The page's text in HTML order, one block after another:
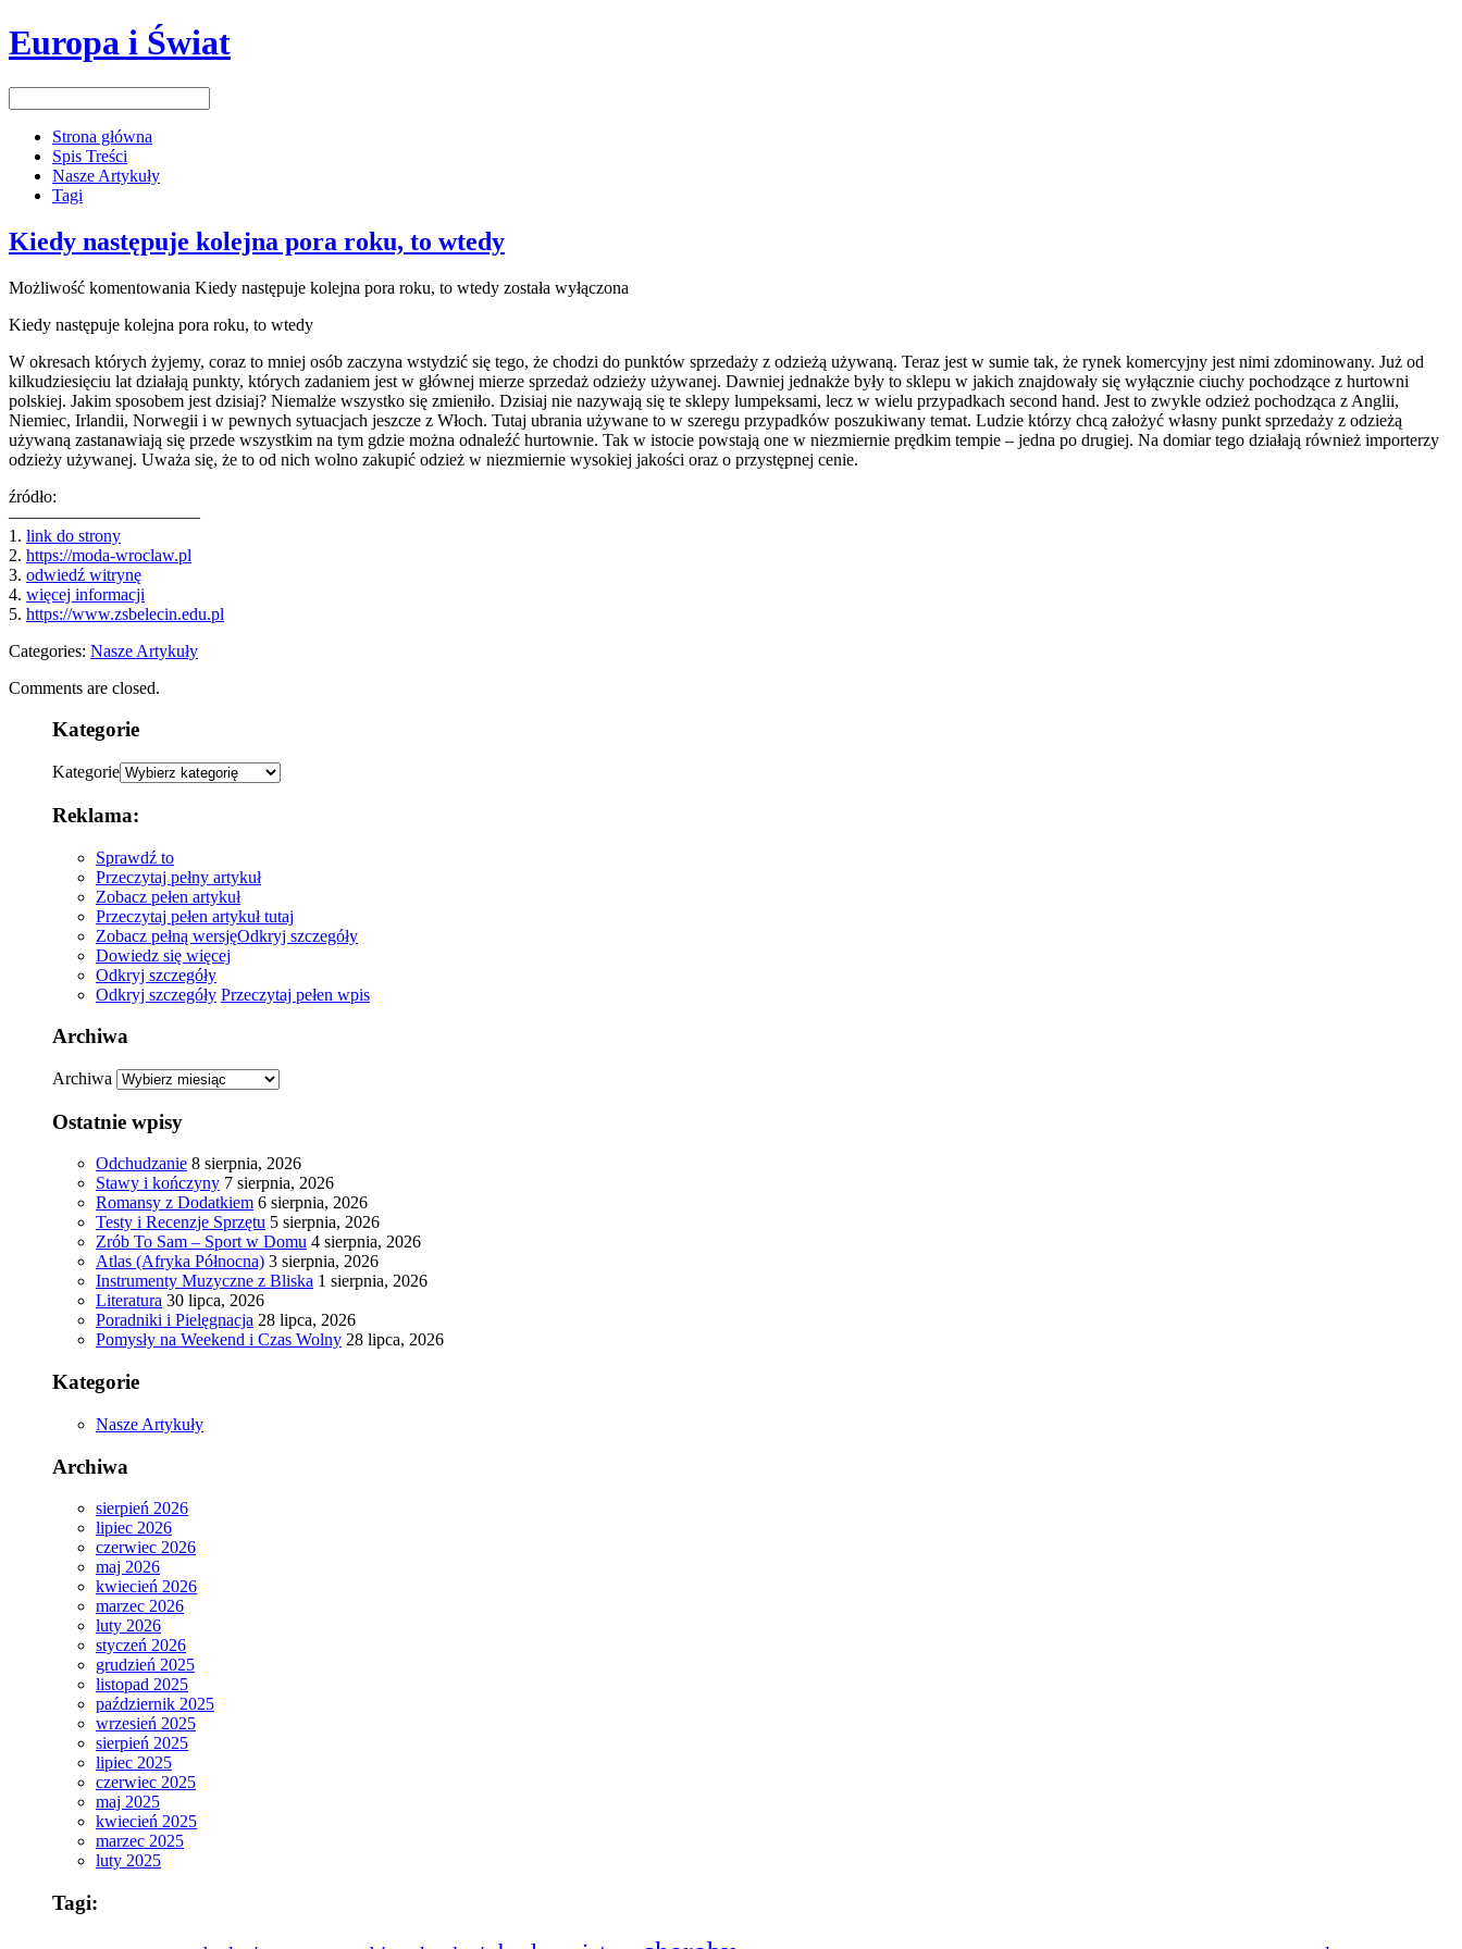
Europa i Świat
Strona główna
Spis Treści
Nasze Artykuły
Tagi
Kiedy następuje kolejna pora roku, to wtedy
Możliwość komentowania Kiedy następuje kolejna pora roku, to wtedy została wyłączona
Kiedy następuje kolejna pora roku, to wtedy
W okresach których żyjemy, coraz to mniej osób zaczyna wstydzić się tego, że chodzi do punktów sprzedaży z odzieżą używaną. Teraz jest w sumie tak, że rynek komercyjny jest nimi zdominowany. Już od
kilkudziesięciu lat działają punkty, których zadaniem jest w głównej mierze sprzedaż odzieży używanej. Dawniej jednakże były to sklepu w jakich znajdowały się wyłącznie ciuchy pochodzące z hurtowni
polskiej. Jakim sposobem jest dzisiaj? Niemalże wszystko się zmieniło. Dzisiaj nie nazywają się te sklepy lumpeksami, lecz w wielu przypadkach second hand. Jest to zwykle odzież pochodząca z Anglii,
Niemiec, Irlandii, Norwegii i w pewnych sytuacjach jeszcze z Włoch. Tutaj ubrania używane to w szeregu przypadków poszukiwany temat. Ludzie którzy chcą założyć własny punkt sprzedaży z odzieżą
używaną zastanawiają się przede wszystkim na tym gdzie można odnaleźć hurtownie. Tak w istocie powstają one w niezmiernie prędkim tempie – jedna po drugiej. Na domiar tego działają również importerzy
odzieży używanej. Uważa się, że to od nich wolno zakupić odzież w niezmiernie wysokiej jakości oraz o przystępnej cenie.
źródło:
———————————
1. link do strony
2. https://moda-wroclaw.pl
3. odwiedź witrynę
4. więcej informacji
5. https://www.zsbelecin.edu.pl
Categories: Nasze Artykuły
Comments are closed.
Kategorie
Kategorie
Reklama:
Sprawdź to
Przeczytaj pełny artykuł
Zobacz pełen artykuł
Przeczytaj pełen artykuł tutaj
Zobacz pełną wersjęOdkryj szczegóły
Dowiedz się więcej
Odkryj szczegóły
Odkryj szczegóły Przeczytaj pełen wpis
Archiwa
Archiwa
Ostatnie wpisy
Odchudzanie 8 sierpnia, 2026
Stawy i kończyny 7 sierpnia, 2026
Romansy z Dodatkiem 6 sierpnia, 2026
Testy i Recenzje Sprzętu 5 sierpnia, 2026
Zrób To Sam – Sport w Domu 4 sierpnia, 2026
Atlas (Afryka Północna) 3 sierpnia, 2026
Instrumenty Muzyczne z Bliska 1 sierpnia, 2026
Literatura 30 lipca, 2026
Poradniki i Pielęgnacja 28 lipca, 2026
Pomysły na Weekend i Czas Wolny 28 lipca, 2026
Kategorie
Nasze Artykuły
Archiwa
sierpień 2026
lipiec 2026
czerwiec 2026
maj 2026
kwiecień 2026
marzec 2026
luty 2026
styczeń 2026
grudzień 2025
listopad 2025
październik 2025
wrzesień 2025
sierpień 2025
lipiec 2025
czerwiec 2025
maj 2025
kwiecień 2025
marzec 2025
luty 2025
Tagi: